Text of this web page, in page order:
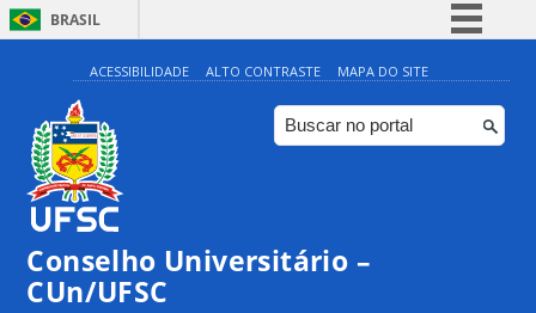
BRASIL
Simplifique!
Comunica BR
Participe
Canais
ACESSIBILIDADE ALTO CONTRASTE MAPA DO SITE
Conselho Universitário –
CUn/UFSC